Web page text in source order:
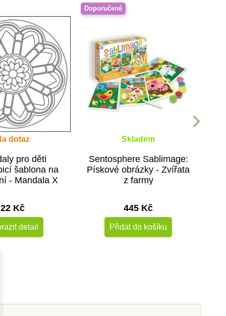
dotaz
pro děti
šablona na
- Mandala X
22 Kč
detail
Doporučené
Skladem
Sentosphere Sablimage:
Pískové obrázky - Zvířata
z farmy
445 Kč
Přidat do košíku